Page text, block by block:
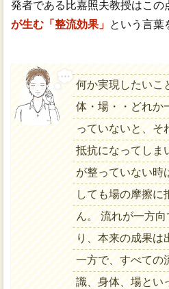
発者である比嘉照夫教授はこの
が生む「整流効果」 という言葉
何か実現したいこ
体・場・・どれか
っていないと、そ
抵抗になってしま
が整っていない時
しても場の摩擦に
ん。 流れが一方
り、本来の成果は
一方で、すべての
識、身体、場とい